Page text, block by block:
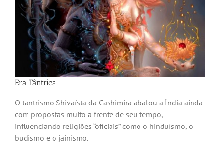
Era Tântrica
O tantrismo Shivaísta da Cashimira abalou a Índia ainda
com propostas muito a frente de seu tempo,
influenciando religiões “oficiais” como o hinduísmo, o
budismo e o jainismo.